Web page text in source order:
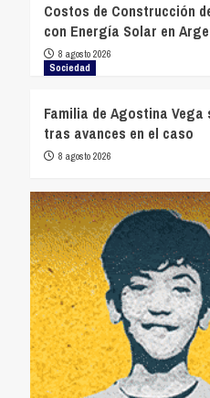
Costos de Construcción
con Energía Solar en
8 agosto 2026
Sociedad
Familia de Agostina
tras avances en el caso
8 agosto 2026